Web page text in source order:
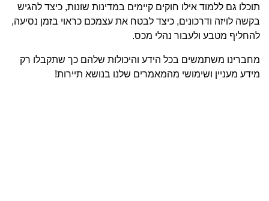
תוכלו גם ללמוד אילו חוקים קיימים במדינות שונות, כיצד להגיש
בקשה לויזה ודרכונים, כיצד לבטח את עצמכם כראוי בזמן נסיעה,
להחליף מטבע ולעבור נהלי מכס.
מחברינו משתמשים בכל הידע והיכולות שלהם כך שתקבלו רק
מידע מעניין ושימושי מהמאמרים שלנו בנושא תיירות!